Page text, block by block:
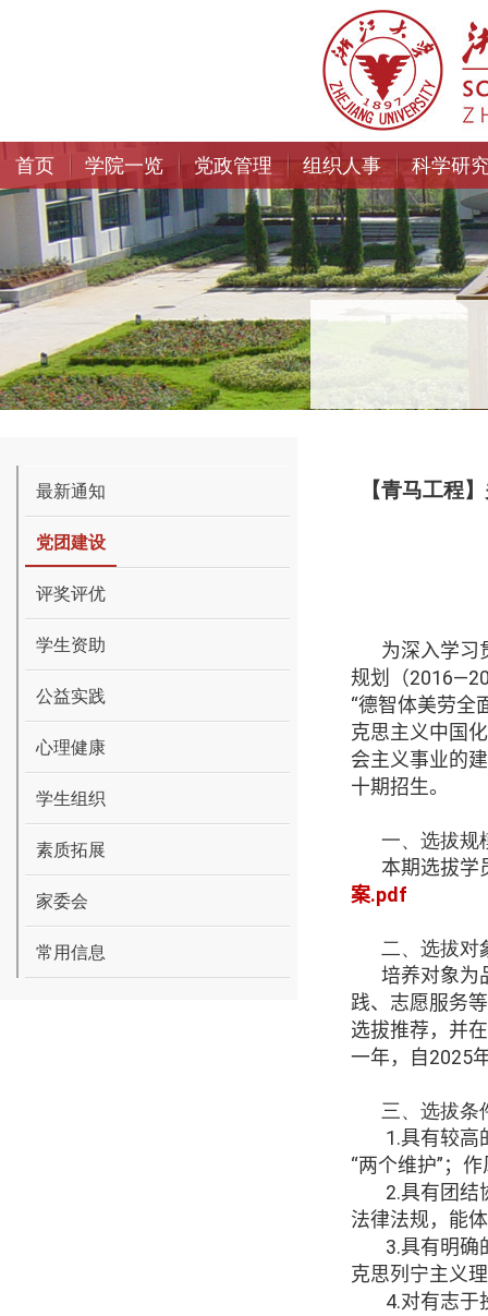
首页 学院一览 党政管理 组织人事 科学研
最新通知
党团建设
评奖评优
学生资助
公益实践
心理健康
学生组织
素质拓展
家委会
常用信息
【青马工程
为深入学习
规划（
“德智体美劳全
克思主义中国
会主义事业的
十期招生。
一、选拔规
本期选拔学
案.pdf
二、选拔对
培养对象为
践、志愿服务
选拔推荐，并
一年，自2025
三、选拔条
1.具有较高
“两个维护”；
2.具有团结
法律法规，能
3.具有明确
克思列宁主义
4.对有志于